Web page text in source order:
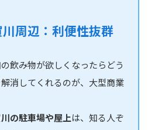
周辺：利便性抜群
飲み物が欲しくなったらどう
消してくれるのが、大型商業
の駐車場や屋上は、知る人ぞ